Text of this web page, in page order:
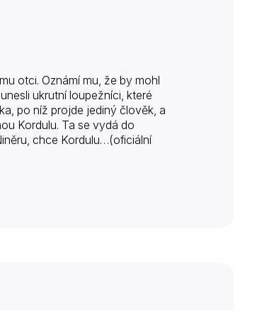
otci. Oznámí mu, že by mohl
ukrutní loupežníci, které
po níž projde jediný člověk, a
Kordulu. Ta se vydá do
chce Kordulu…(oficiální